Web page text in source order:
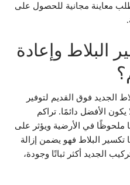
معاينة مجانية للحصول على
البلاط وإعادة
الجديد فوق القديم لتوفير
يكون الأفضل دائمًا. تراكم
ملحوظًا في الأرضية ويؤثر على
تكسير البلاط فهو يضمن إزالة
الجديد أكثر ثباتًا وجودة،